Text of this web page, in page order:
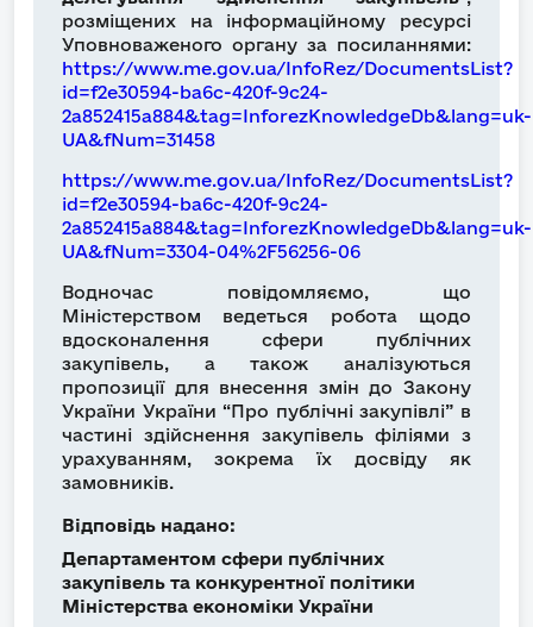
розміщених на інформаційному ресурсі
Уповноваженого органу за посиланнями:
https://www.me.gov.ua/InfoRez/DocumentsList?
id=f2e30594-ba6c-420f-9c24-
2a852415a884&tag=InforezKnowledgeDb&lang=uk-
UA&fNum=31458
https://www.me.gov.ua/InfoRez/DocumentsList?
id=f2e30594-ba6c-420f-9c24-
2a852415a884&tag=InforezKnowledgeDb&lang=uk-
UA&fNum=3304-04%2F56256-06
Водночас повідомляємо, що
Міністерством ведеться робота щодо
вдосконалення сфери публічних
закупівель, а також аналізуються
пропозиції для внесення змін до Закону
України України “Про публічні закупівлі” в
частині здійснення закупівель філіями
з
урахуванням, зокрема їх досвіду як
замовників.
Відповідь надано:
Департаментом сфери публічних
закупівель та конкурентної політики
Міністерства економіки України